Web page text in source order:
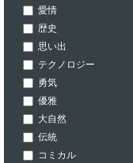
愛情
歴史
思い出
テクノロジー
勇気
優雅
大自然
伝統
コミカル